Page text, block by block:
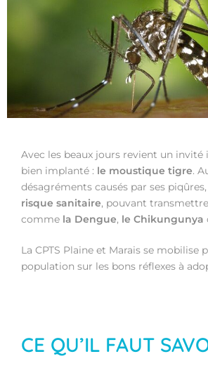
Avec les beaux jours revient un invité
bien implanté : le moustique tigre.
désagréments causés par ses
risque sanitaire, pouvant
comme la Dengue, le Chikungunya
La CPTS Plaine et Marais se mobilise
population sur les bons réflexes à
CE QU’IL FAUT